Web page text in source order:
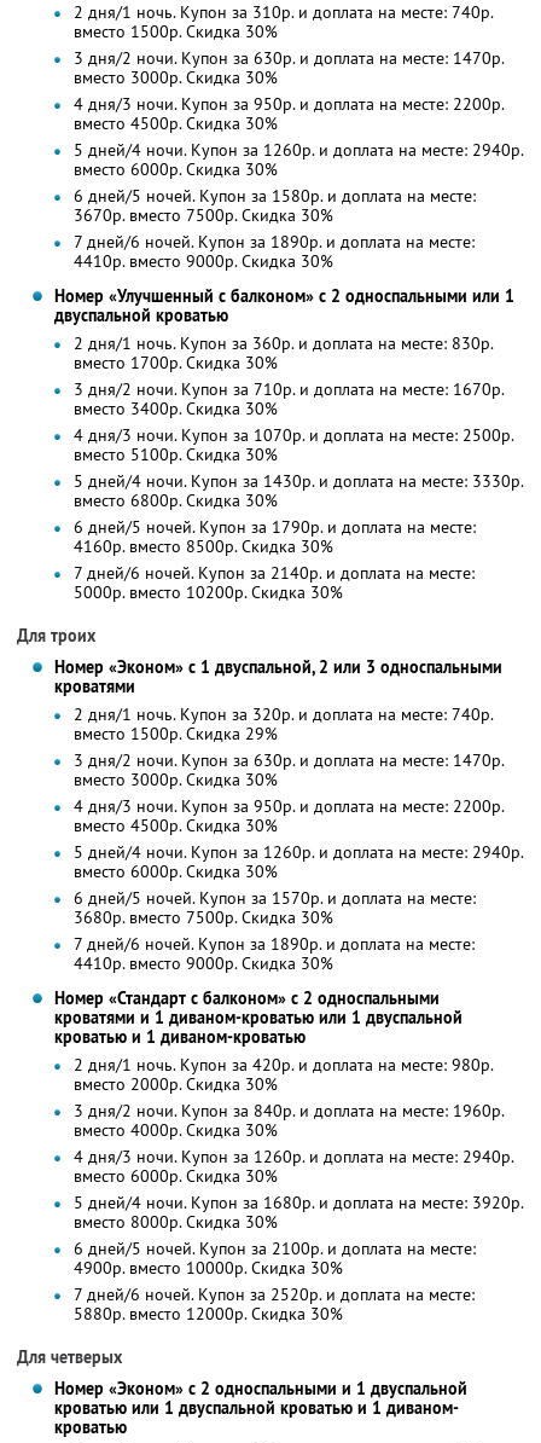
2 дня/1 ночь. Купон за 310р. и доплата на месте: 740р.
вместо 1500р.Скидка 30%
3 дня/2 ночи. Купон за 630р. и доплата на месте: 1470р.
вместо 3000р.Скидка 30%
4 дня/3 ночи. Купон за 950р. и доплата на месте: 2200р.
вместо 4500р.Скидка 30%
5 дней/4 ночи. Купон за 1260р. и доплата на месте: 2940р.
вместо 6000р. Скидка 30%
6 дней/5 ночей. Купон за 1580р. и доплата на месте:
3670р. вместо 7500р. Скидка 30%
7 дней/6 ночей. Купон за 1890р. и доплата на месте:
4410р. вместо 9000р. Скидка 30%
Номер «Улучшенный с балконом» с 2 односпальными или 1
двуспальной кроватью
2 дня/1 ночь. Купон за 360р. и доплата на месте: 830р.
вместо 1700р.Скидка 30%
3 дня/2 ночи. Купон за 710р. и доплата на месте: 1670р.
вместо 3400р.Скидка 30%
4 дня/3 ночи. Купон за 1070р. и доплата на месте: 2500р.
вместо 5100р.Скидка 30%
5 дней/4 ночи. Купон за 1430р. и доплата на месте: 3330р.
вместо 6800р. Скидка 30%
6 дней/5 ночей. Купон за 1790р. и доплата на месте:
4160р. вместо 8500р. Скидка 30%
7 дней/6 ночей. Купон за 2140р. и доплата на месте:
5000р. вместо 10200р. Скидка 30%
Для троих
Номер «Эконом» с 1 двуспальной, 2 или 3 односпальными
кроватями
2 дня/1 ночь. Купон за 320р. и доплата на месте: 740р.
вместо 1500р.Скидка 29%
3 дня/2 ночи. Купон за 630р. и доплата на месте: 1470р.
вместо 3000р.Скидка 30%
4 дня/3 ночи. Купон за 950р. и доплата на месте: 2200р.
вместо 4500р.Скидка 30%
5 дней/4 ночи. Купон за 1260р. и доплата на месте: 2940р.
вместо 6000р. Скидка 30%
6 дней/5 ночей. Купон за 1570р. и доплата на месте:
3680р. вместо 7500р. Скидка 30%
7 дней/6 ночей. Купон за 1890р. и доплата на месте:
4410р. вместо 9000р. Скидка 30%
Номер «Стандарт с балконом» с 2 односпальными
кроватями и 1 диваном-кроватью или 1 двуспальной
кроватью и 1 диваном-кроватью
2 дня/1 ночь. Купон за 420р. и доплата на месте: 980р.
вместо 2000р.Скидка 30%
3 дня/2 ночи. Купон за 840р. и доплата на месте: 1960р.
вместо 4000р.Скидка 30%
4 дня/3 ночи. Купон за 1260р. и доплата на месте: 2940р.
вместо 6000р.Скидка 30%
5 дней/4 ночи. Купон за 1680р. и доплата на месте: 3920р.
вместо 8000р. Скидка 30%
6 дней/5 ночей. Купон за 2100р. и доплата на месте:
4900р. вместо 10000р. Скидка 30%
7 дней/6 ночей. Купон за 2520р. и доплата на месте:
5880р. вместо 12000р. Скидка 30%
Для четверых
Номер «Эконом» с 2 односпальными и 1 двуспальной
кроватью или 1 двуспальной кроватью и 1 диваном-
кроватью